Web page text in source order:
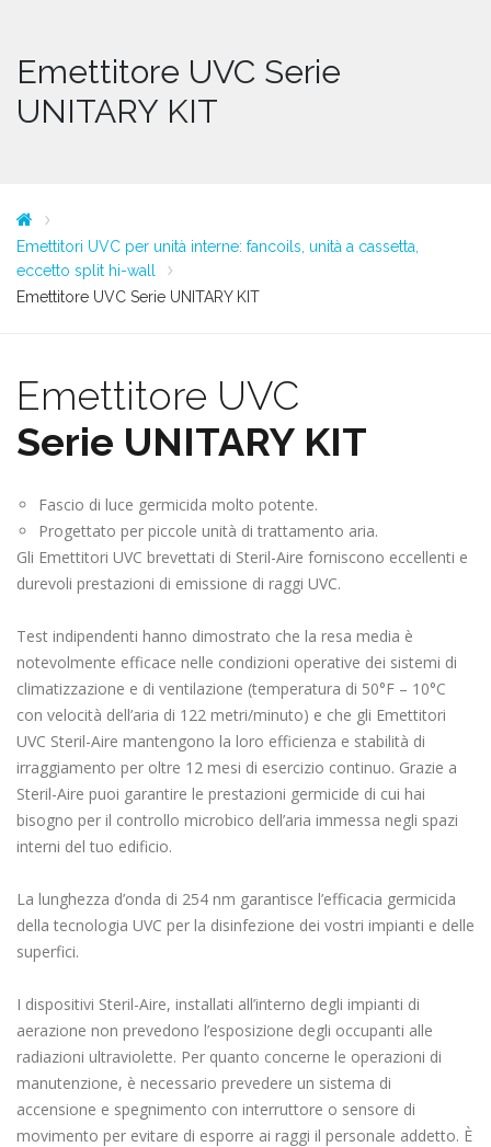
Emettitore UVC Serie
UNITARY KIT
Emettitori UVC per unità interne: fancoils, unità a cassetta,
eccetto split hi-wall
Emettitore UVC Serie UNITARY KIT
Emettitore UVC
Serie UNITARY KIT
Fascio di luce germicida molto potente.
Progettato per piccole unità di trattamento aria.
Gli Emettitori UVC brevettati di Steril-Aire forniscono eccellenti e
durevoli prestazioni di emissione di raggi UVC.
Test indipendenti hanno dimostrato che la resa media è
notevolmente efficace nelle condizioni operative dei sistemi di
climatizzazione e di ventilazione (temperatura di 50°F – 10°C
con velocità dell’aria di 122 metri/minuto) e che gli Emettitori
UVC Steril-Aire mantengono la loro efficienza e stabilità di
irraggiamento per oltre 12 mesi di esercizio continuo. Grazie a
Steril-Aire puoi garantire le prestazioni germicide di cui hai
bisogno per il controllo microbico dell’aria immessa negli spazi
interni del tuo edificio.
La lunghezza d’onda di 254 nm garantisce l’efficacia germicida
della tecnologia UVC per la disinfezione dei vostri impianti e delle
superfici.
I dispositivi Steril-Aire, installati all’interno degli impianti di
aerazione non prevedono l’esposizione degli occupanti alle
radiazioni ultraviolette. Per quanto concerne le operazioni di
manutenzione, è necessario prevedere un sistema di
accensione e spegnimento con interruttore o sensore di
movimento per evitare di esporre ai raggi il personale addetto. È